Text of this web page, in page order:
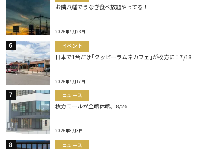
お隣八幡でうなぎ食べ放題やってる！
2026年7月23日
イベント
日本で1台だけ｢クッピーラムネカフェ｣が枚方に！7/18
2026年7月17日
ニュース
枚方モールが全館休館。8/26
2026年8月3日
ニュース